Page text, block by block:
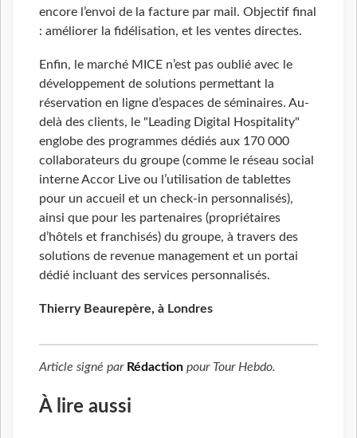
encore l’envoi de la facture par mail. Objectif final
: améliorer la fidélisation, et les ventes directes.
Enfin, le marché MICE n’est pas oublié avec le
développement de solutions permettant la
réservation en ligne d’espaces de séminaires. Au-
delà des clients, le "Leading Digital Hospitality"
englobe des programmes dédiés aux 170 000
collaborateurs du groupe (comme le réseau social
interne Accor Live ou l’utilisation de tablettes
pour un accueil et un check-in personnalisés),
ainsi que pour les partenaires (propriétaires
d’hôtels et franchisés) du groupe, à travers des
solutions de revenue management et un portai
dédié incluant des services personnalisés.
Thierry Beaurepère, à Londres
Article signé par Rédaction pour Tour Hebdo.
À lire aussi